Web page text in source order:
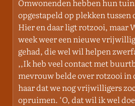
Omwonenden hebben hun
opgestapeld op plekken tussen
Hier en daar ligt rotzooi, maar
week weer een nieuwe
gehad, die wel wil helpen
,,Ik heb veel contact met
mevrouw belde over rotzooi in
haar dat we nog vrijwilligers
opruimen. ‘O, dat wil ik wel